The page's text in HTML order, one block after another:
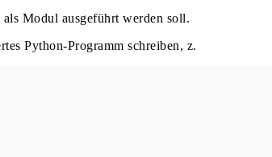
Modul ausgeführt werden soll.
Python-Programm schreiben, z.